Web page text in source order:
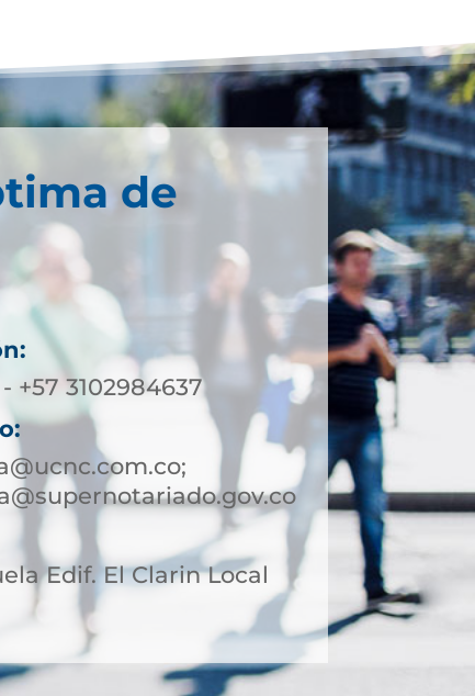
de
+57 3102984637
Edif. El Clarin Local